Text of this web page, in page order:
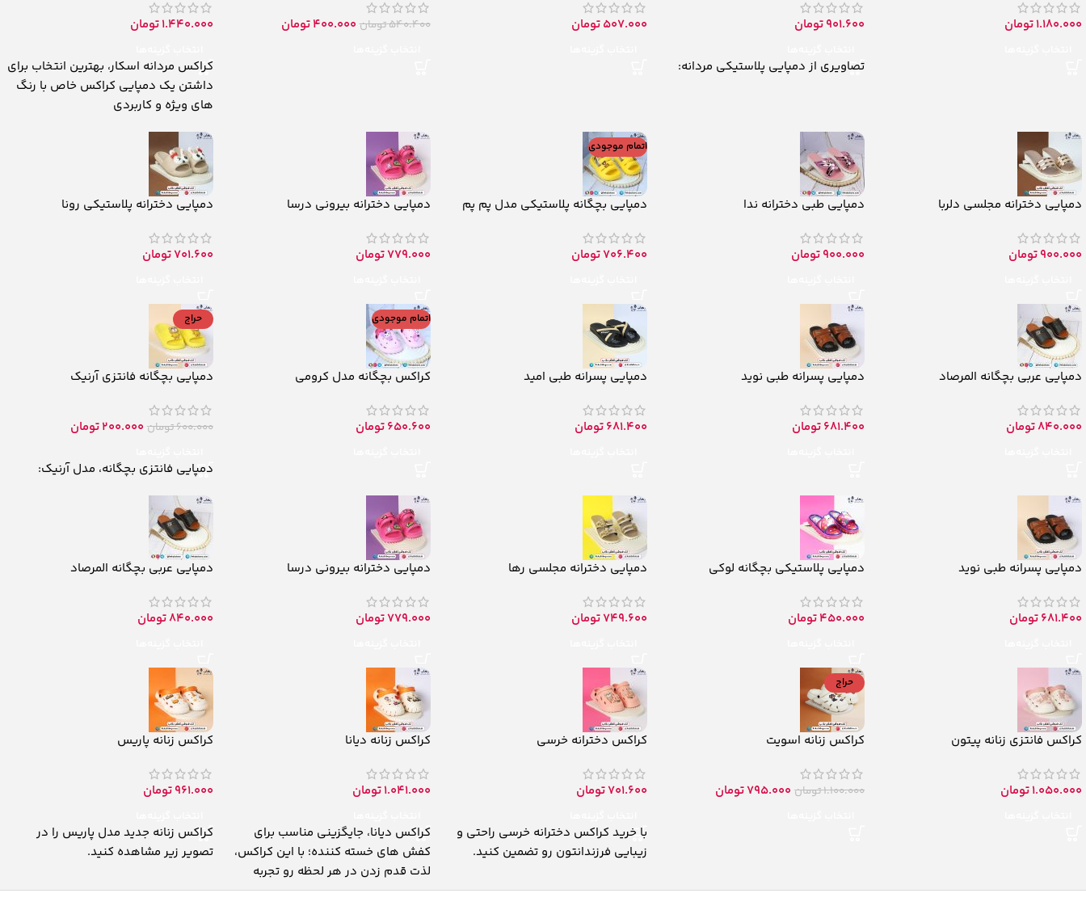
1.180.000تومان 901.600تومان
تصاویری از دمپایی پلاستیکی مردانه:
507.000تومان 540.400تومان 400.000تومان 1.440.000تومان
کراکس مردانه اسکار، بهترین انتخاب برای
داشتن یک دمپایی کراکس خاص با رنگ
های ویژه و کاربردی
دمپایی دخترانه مجلسی دلربا
900.000تومان
دمپایی طبی دخترانه ندا
900.000تومان
اتمام موجودی
دمپایی بچگانه پلاستیکی مدل پم پم
706.400تومان
دمپایی دخترانه بیرونی درسا
779.000تومان
دمپایی دخترانه پلاستیکی رونا
701.600تومان
دمپایی عربی بچگانه المرصاد
840.000تومان
دمپایی پسرانه طبی نوید
681.400تومان
دمپایی پسرانه طبی امید
681.400تومان
اتمام موجودی
کراکس بچگانه مدل کرومی
650.600تومان
حراج
دمپایی بچگانه فانتزی آرنیک
600.000تومان 200.000تومان
دمپایی فانتزی بچگانه، مدل آرنیک:
دمپایی پسرانه طبی نوید
681.400تومان
دمپایی پلاستیکی بچگانه لوکی
450.000تومان
دمپایی دخترانه مجلسی رها
749.600تومان
دمپایی دخترانه بیرونی درسا
779.000تومان
دمپایی عربی بچگانه المرصاد
840.000تومان
کراکس فانتزی زنانه پیتون
1.050.000تومان
حراج
کراکس زنانه اسویت
1.100.000تومان 795.000تومان
کراکس دخترانه خرسی
701.600تومان
با خرید کراکس دخترانه خرسی راحتی و
زیبایی فرزندانتون رو تضمین کنید.
کراکس زنانه دیانا
1.041.000تومان
کراکس دیانا، جایگزینی مناسب برای
کفش های خسته کننده؛ با این کراکس،
لذت قدم زدن در هر لحظه رو تجربه
کراکس زنانه پاریس
961.000تومان
کراکس زنانه جدید مدل پاریس را در
تصویر زیر مشاهده کنید.